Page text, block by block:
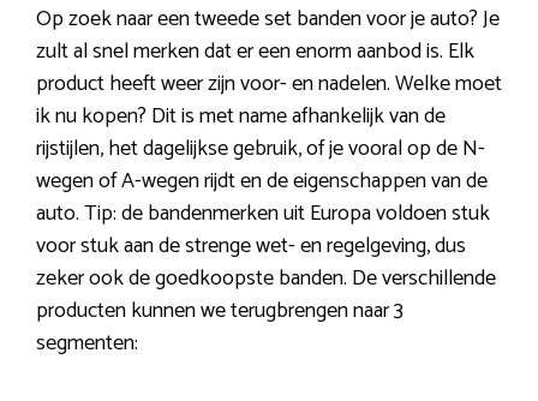
Op zoek naar een tweede set banden voor je auto? Je
zult al snel merken dat er een enorm aanbod is. Elk
product heeft weer zijn voor- en nadelen. Welke moet
ik nu kopen? Dit is met name afhankelijk van de
rijstijlen, het dagelijkse gebruik, of je vooral op de N-
wegen of A-wegen rijdt en de eigenschappen van de
auto. Tip: de bandenmerken uit Europa voldoen stuk
voor stuk aan de strenge wet- en regelgeving, dus
zeker ook de goedkoopste banden. De verschillende
producten kunnen we terugbrengen naar 3
segmenten: